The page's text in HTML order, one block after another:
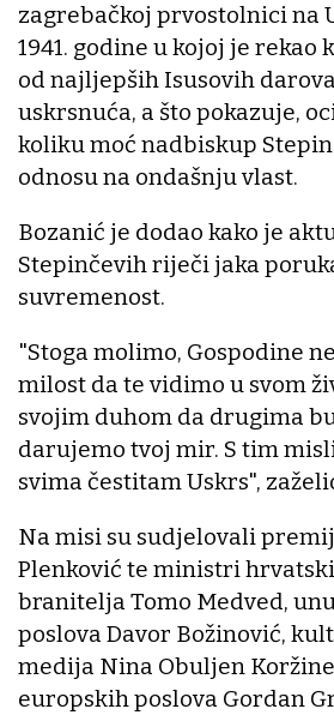
zagrebačkoj prvostolnici na
1941. godine u kojoj je rekao
od najljepših Isusovih
uskrsnuća, a što pokazuje,
koliku moć nadbiskup
odnosu na ondašnju vlast.
Bozanić je dodao kako je
Stepinčevih riječi jaka
suvremenost.
"Stoga molimo, Gospodine
milost da te vidimo u svom
svojim duhom da drugima
darujemo tvoj mir. S tim
svima čestitam Uskrs",
Na misi su sudjelovali
Plenković te ministri
branitelja Tomo Medved,
poslova Davor Božinović,
medija Nina Obuljen
europskih poslova Gordan